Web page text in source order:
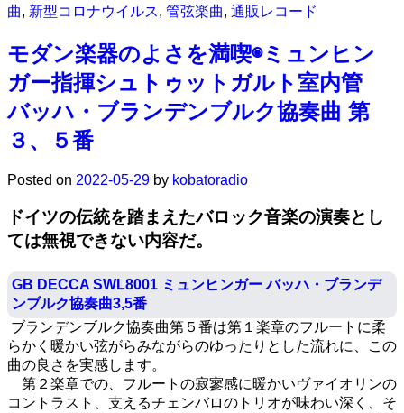
曲, 新型コロナウイルス, 管弦楽曲, 通販レコード
モダン楽器のよさを満喫◉ミュンヒン
ガー指揮シュトゥットガルト室内管
バッハ・ブランデンブルク協奏曲 第
３、５番
Posted on 2022-05-29 by kobatoradio
ドイツの伝統を踏まえたバロック音楽の演奏とし
ては無視できない内容だ。
GB DECCA SWL8001 ミュンヒンガー バッハ・ブランデ
ンブルク協奏曲3,5番
ブランデンブルク協奏曲第５番は第１楽章のフルートに柔
らかく暖かい弦がらみながらのゆったりとした流れに、この
曲の良さを実感します。
第２楽章での、フルートの寂寥感に暖かいヴァイオリンの
コントラスト、支えるチェンバロのトリオが味わい深く、そ